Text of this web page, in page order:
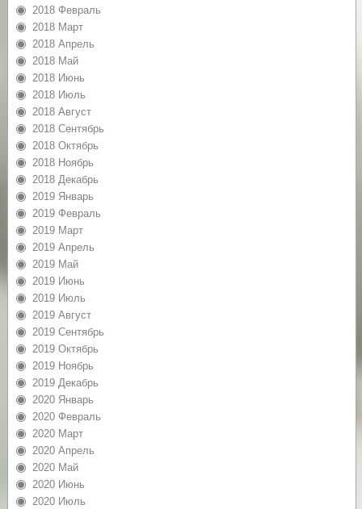
2018 Февраль
2018 Март
2018 Апрель
2018 Май
2018 Июнь
2018 Июль
2018 Август
2018 Сентябрь
2018 Октябрь
2018 Ноябрь
2018 Декабрь
2019 Январь
2019 Февраль
2019 Март
2019 Апрель
2019 Май
2019 Июнь
2019 Июль
2019 Август
2019 Сентябрь
2019 Октябрь
2019 Ноябрь
2019 Декабрь
2020 Январь
2020 Февраль
2020 Март
2020 Апрель
2020 Май
2020 Июнь
2020 Июль